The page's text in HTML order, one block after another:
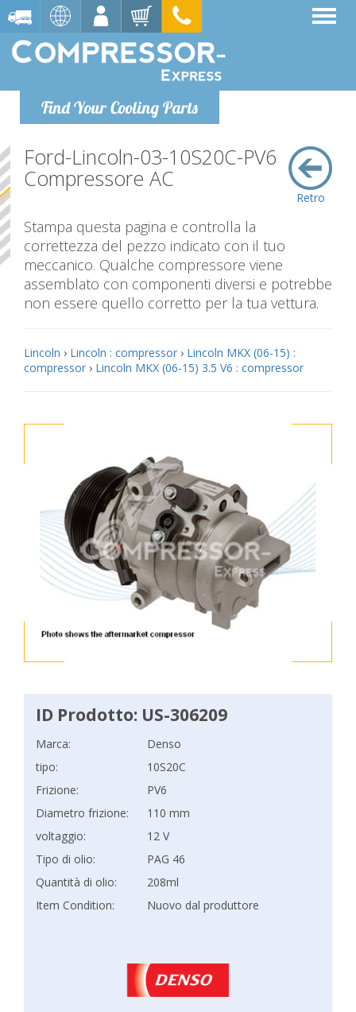
Find Your Cooling Parts
Retro
Ford-Lincoln-03-10S20C-PV6
Compressore AC
Stampa questa pagina e controlla la
correttezza del pezzo indicato con il tuo
meccanico. Qualche compressore viene
assemblato con componenti diversi e potrebbe
non essere quello corretto per la tua vettura.
Lincoln › Lincoln : compressor › Lincoln MKX (06-15) :
compressor › Lincoln MKX (06-15) 3.5 V6 : compressor
ID Prodotto: US-306209
Marca:
Denso
tipo:
10S20C
Frizione:
PV6
Diametro frizione:
110 mm
voltaggio:
12 V
Tipo di olio:
PAG 46
Quantità di olio:
208ml
Item Condition:
Nuovo dal produttore